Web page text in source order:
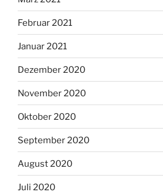
Februar 2021
Januar 2021
Dezember 2020
November 2020
Oktober 2020
September 2020
August 2020
Juli 2020